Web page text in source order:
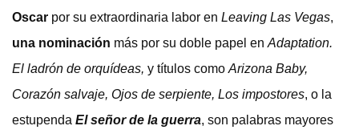
Oscar por su extraordinaria labor en Leaving Las Vegas,
una nominación más por su doble papel en Adaptation.
El ladrón de orquídeas, y títulos como Arizona Baby,
Corazón salvaje, Ojos de serpiente, Los impostores, o la
estupenda El señor de la guerra, son palabras mayores